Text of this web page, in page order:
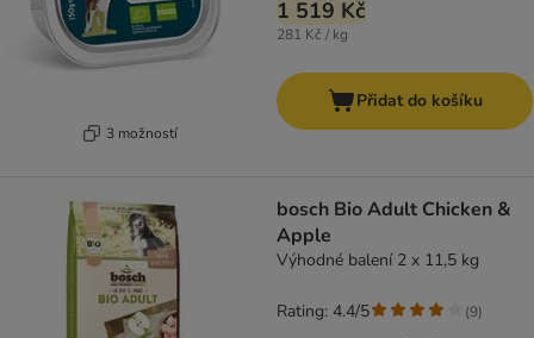
3 možností
1 519 Kč
281 Kč / kg
Přidat do košíku
bosch Bio Adult Chicken &
Apple
Výhodné balení 2 x 11,5 kg
Rating: 4.4/5 (9)